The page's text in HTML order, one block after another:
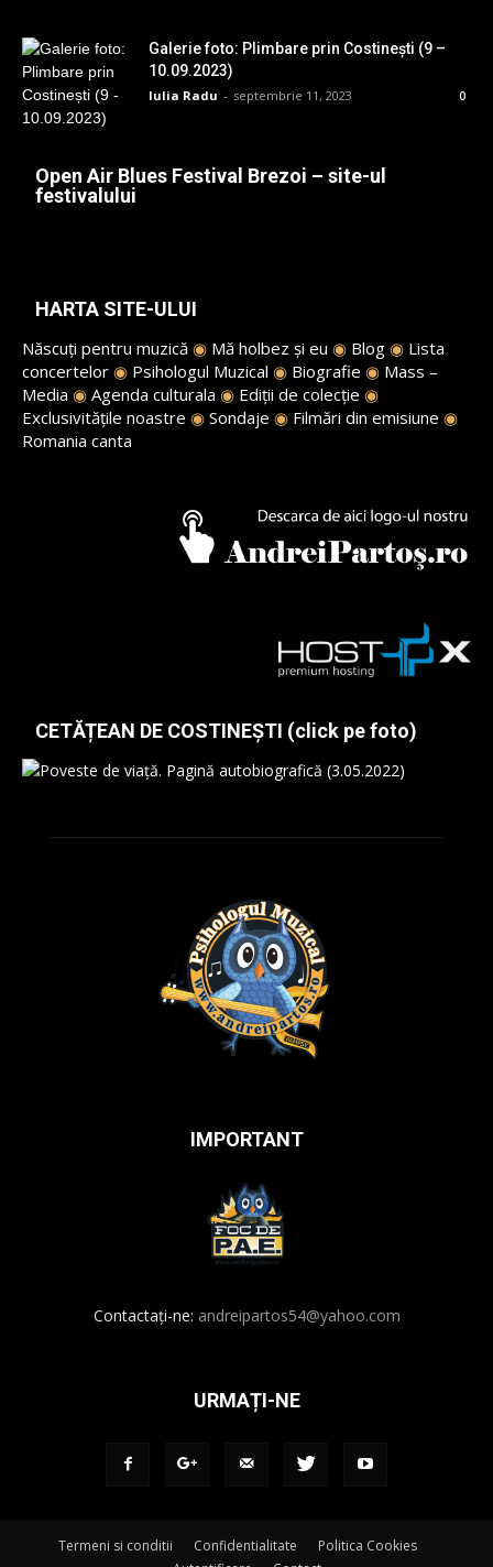
Galerie foto: Plimbare prin Costinești (9 –
10.09.2023)
Iulia Radu - septembrie 11, 2023 0
Open Air Blues Festival Brezoi – site-ul
festivalului
HARTA SITE-ULUI
Născuți pentru muzică ◉ Mă holbez și eu ◉ Blog ◉ Lista
concertelor ◉ Psihologul Muzical ◉ Biografie ◉ Mass –
Media ◉ Agenda culturala ◉ Ediții de colecție ◉
Exclusivitățile noastre ◉ Sondaje ◉ Filmări din emisiune ◉
Romania canta
CETĂȚEAN DE COSTINEȘTI (click pe foto)
IMPORTANT
Contactați-ne: andreipartos54@yahoo.com
URMAȚI-NE
Termeni si conditii Confidentialitate
Politica Cookies